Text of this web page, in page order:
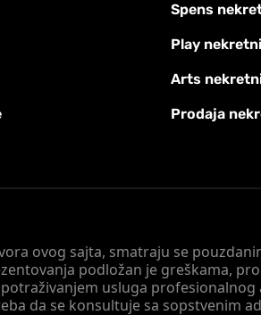
ovog sajta, smatraju se
podložan je greškama,
usluga
da se konsultuje sa sopstvenim
Spens
Play
Arts
Prodaja